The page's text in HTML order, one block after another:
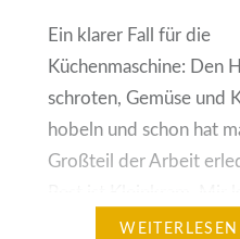
Ein klarer Fall für die
Küchenmaschine: Den
schroten, Gemüse und
hobeln und schon hat
Großteil der Arbeit
das wie gerufen, da ich
WEITERLESEN